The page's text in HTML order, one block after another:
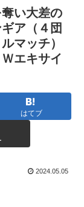
い大差の
ア（４団
マッチ）
エキサイ
はてブ
2024.05.05